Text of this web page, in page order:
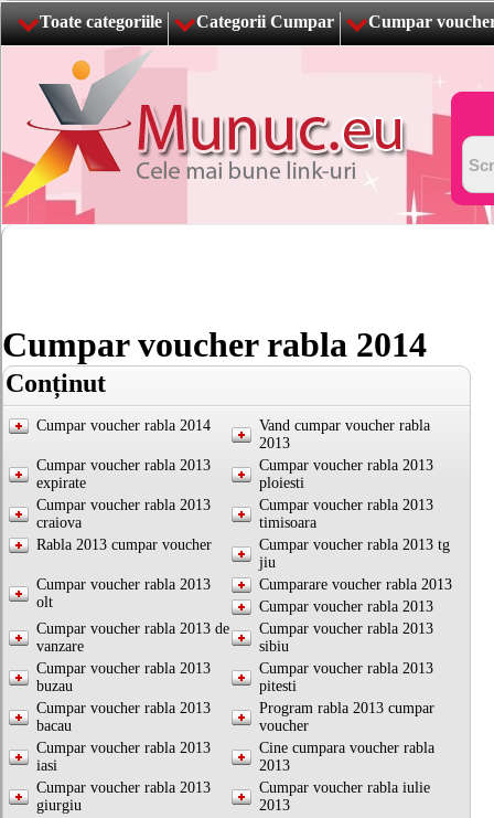
Toate categoriile Categorii Cumpar Cumpar
Cumpar voucher rabla 2014
Conținut
Cumpar voucher rabla 2014
Vand cumpar voucher rabla
2013
Cumpar voucher rabla 2013
expirate
Cumpar voucher rabla 2013
ploiesti
Cumpar voucher rabla 2013
craiova
Cumpar voucher rabla 2013
timisoara
Rabla 2013 cumpar voucher
Cumpar voucher rabla 2013 tg
jiu
Cumpar voucher rabla 2013
olt
Cumparare voucher rabla 2013
Cumpar voucher rabla 2013
Cumpar voucher rabla 2013 de
vanzare
Cumpar voucher rabla 2013
sibiu
Cumpar voucher rabla 2013
buzau
Cumpar voucher rabla 2013
pitesti
Cumpar voucher rabla 2013
bacau
Program rabla 2013 cumpar
voucher
Cumpar voucher rabla 2013
iasi
Cine cumpara voucher rabla
2013
Cumpar voucher rabla 2013
giurgiu
Cumpar voucher rabla iulie
2013